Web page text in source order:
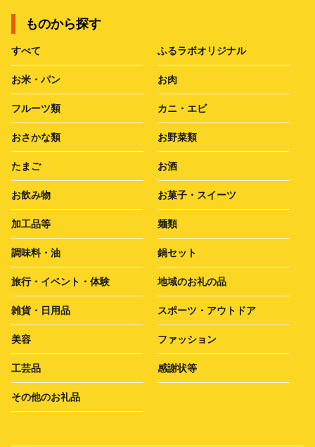
ものから探す
すべて ふるラボオリジナル
お米・パン お肉
フルーツ類 カニ・エビ
おさかな類 お野菜類
たまご お酒
お飲み物 お菓子・スイーツ
加工品等 麺類
調味料・油 鍋セット
旅行・イベント・体験 地域のお礼の品
雑貨・日用品 スポーツ・アウトドア
美容 ファッション
工芸品 感謝状等
その他のお礼品